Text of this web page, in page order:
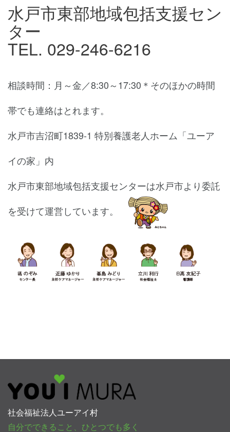
水戸市東部地域包括支援セン
ター
TEL. 029-246-6216
相談時間：月～金／8:30～17:30＊そのほかの時間
帯でも連絡はとれます。
水戸市吉沼町1839-1 特別養護老人ホーム「ユーア
イの家」内
水戸市東部地域包括支援センターは水戸市より委託
を受けて運営しています。
社会福祉法人ユーアイ村
自分でできること、ひとつでも多く